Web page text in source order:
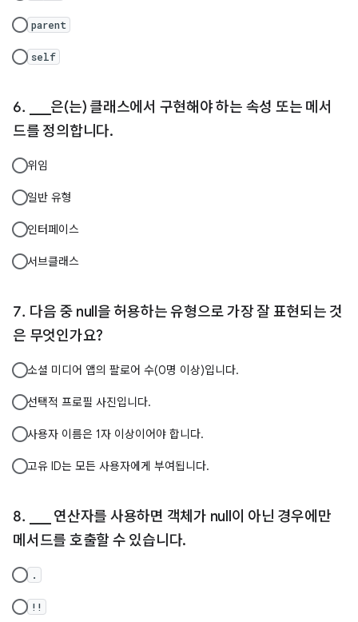
parent
self
___은(는) 클래스에서 구현해야 하는 속성 또는 메서
드를 정의합니다.
위임
일반 유형
인터페이스
서브클래스
다음 중 null을 허용하는 유형으로 가장 잘 표현되는 것
은 무엇인가요?
소셜 미디어 앱의 팔로어 수(0명 이상)입니다.
선택적 프로필 사진입니다.
사용자 이름은 1자 이상이어야 합니다.
고유 ID는 모든 사용자에게 부여됩니다.
___ 연산자를 사용하면 객체가 null이 아닌 경우에만
메서드를 호출할 수 있습니다.
.
!!